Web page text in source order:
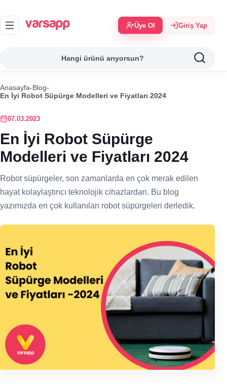
Üye Ol Giriş Yap
Anasayfa-Blog-
En İyi Robot Süpürge Modelleri ve Fiyatları 2024
07.03.2023
En İyi Robot Süpürge
Modelleri ve Fiyatları 2024
Robot süpürgeler, son zamanlarda en çok merak edilen
hayat kolaylaştırıcı teknolojik cihazlardan. Bu blog
yazımızda en çok kullanılan robot süpürgeleri derledik.